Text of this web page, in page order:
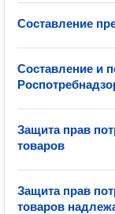
Составление
Составление и
Защита прав
товаров
Защита прав
товаров